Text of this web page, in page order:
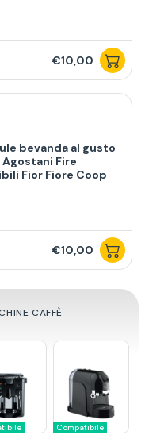
€10,00
bevanda al gusto
Agostani Fire
Fior Fiore Coop
€10,00
CAFFÈ
Compatibile